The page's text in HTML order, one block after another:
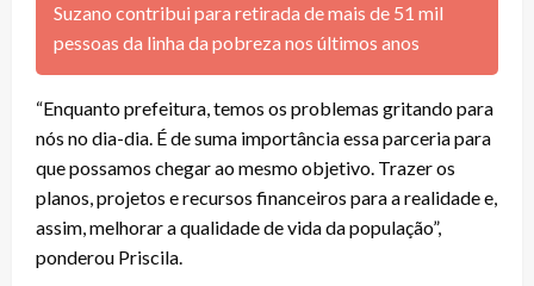
Suzano contribui para retirada de mais de 51 mil
pessoas da linha da pobreza nos últimos anos
“Enquanto prefeitura, temos os problemas gritando para
nós no dia-dia. É de suma importância essa parceria para
que possamos chegar ao mesmo objetivo. Trazer os
planos, projetos e recursos financeiros para a realidade e,
assim, melhorar a qualidade de vida da população”,
ponderou Priscila.